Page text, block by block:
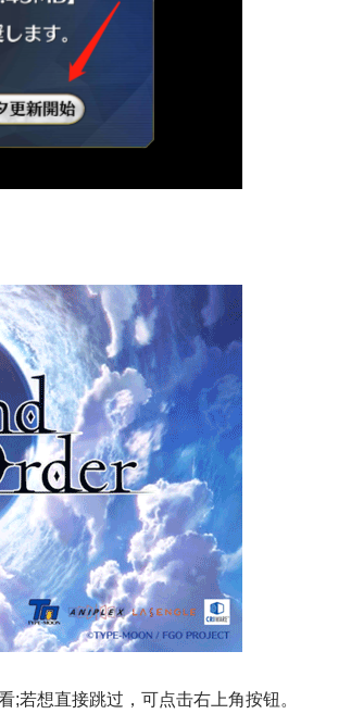
;若想直接跳过，可点击右上角按钮。